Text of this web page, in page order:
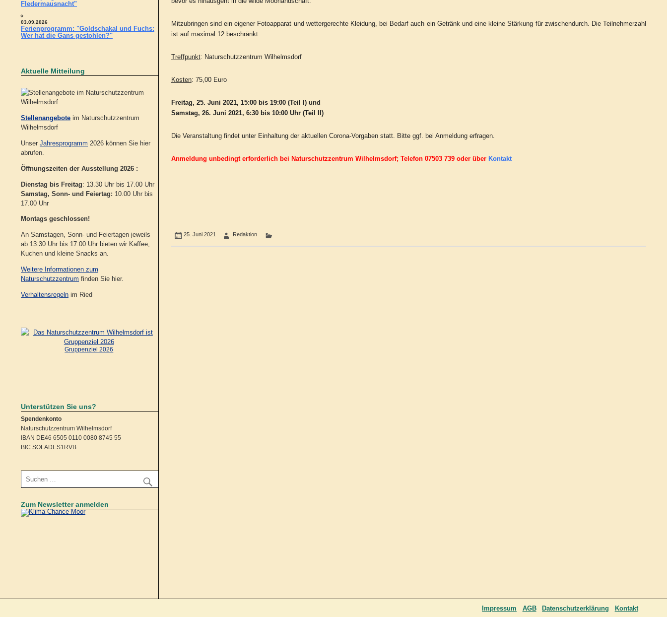
Mitzubringen sind ein eigener Fotoapparat und wettergerechte Kleidung, bei Bedarf auch ein Getränk und eine kleine Stärkung für zwischendurch. Die Teilnehmerzahl
ist auf maximal 12 beschränkt.
Treffpunkt: Naturschutzzentrum Wilhelmsdorf
Kosten: 75,00 Euro
Freitag, 25. Juni 2021, 15:00 bis 19:00 (Teil I) und
Samstag, 26. Juni 2021, 6:30 bis 10:00 Uhr (Teil II)
Die Veranstaltung findet unter Einhaltung der aktuellen Corona-Vorgaben statt. Bitte ggf. bei Anmeldung erfragen.
Anmeldung unbedingt erforderlich bei Naturschutzzentrum Wilhelmsdorf; Telefon 07503 739 oder über Kontakt
25. Juni 2021 Redaktion
Fledermausnacht"
03.09.2026
Ferienprogramm: "Goldschakal und Fuchs:
Wer hat die Gans gestohlen?"
Aktuelle Mitteilung
Stellenangebote im Naturschutzzentrum
Wilhelmsdorf
Unser Jahresprogramm 2026 können Sie hier
abrufen.
Öffnungszeiten der Ausstellung 2026 :
Dienstag bis Freitag: 13.30 Uhr bis 17.00 Uhr
Samstag, Sonn- und Feiertag: 10.00 Uhr bis
17.00 Uhr
Montags geschlossen!
An Samstagen, Sonn- und Feiertagen jeweils
ab 13:30 Uhr bis 17:00 Uhr bieten wir Kaffee,
Kuchen und kleine Snacks an.
Weitere Informationen zum
Naturschutzzentrum finden Sie hier.
Verhaltensregeln im Ried
Gruppenziel 2026
Unterstützen Sie uns?
Spendenkonto
Naturschutzzentrum Wilhelmsdorf
IBAN DE46 6505 0110 0080 8745 55
BIC SOLADES1RVB
Zum Newsletter anmelden
Kontakt
Datenschutzerklärung
AGB
Impressum